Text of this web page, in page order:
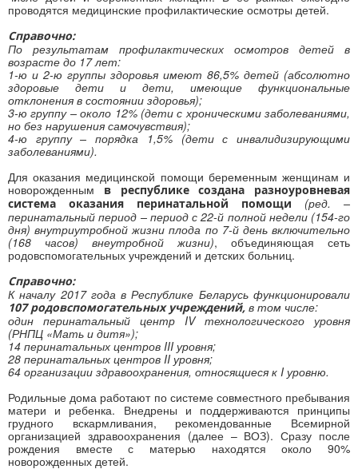
проводятся медицинские профилактические осмотры детей.
Справочно:
По результатам профилактических осмотров детей в
возрасте до 17 лет:
1-ю и 2-ю группы здоровья имеют 86,5% детей (абсолютно
здоровые дети и дети, имеющие функциональные
отклонения в состоянии здоровья);
3-ю группу – около 12% (дети с хроническими заболеваниями,
но без нарушения самочувствия);
4-ю группу – порядка 1,5% (дети с инвалидизирующими
заболеваниями).
Для оказания медицинской помощи беременным женщинам и
новорожденным в республике создана разноуровневая
система оказания перинатальной помощи
(ред. –
перинатальный период – период с 22-й полной недели (154-го
дня) внутриутробной жизни плода по 7-й день включительно
(168 часов) внеутробной жизни), объединяющая сеть
родовспомогательных учреждений и детских больниц.
Справочно:
К началу 2017 года в Республике Беларусь функционировали
107 родовспомогательных учреждений, в том числе:
один перинатальный центр IV технологического уровня
(РНПЦ «Мать и дитя»);
14 перинатальных центров III уровня;
28 перинатальных центров II уровня;
64 организации здравоохранения, относящиеся к I уровню.
Родильные дома работают по системе совместного пребывания
матери и ребенка. Внедрены и поддерживаются принципы
грудного вскармливания, рекомендованные Всемирной
организацией здравоохранения (далее – ВОЗ). Сразу после
рождения вместе с матерью находятся около 90%
новорожденных детей.